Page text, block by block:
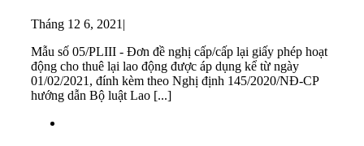
Tháng 12 6, 2021 |
Mẫu số 05/PLIII - Đơn đề nghị cấp/cấp lại giấy phép hoạt
động cho thuê lại lao động được áp dụng kể từ ngày
01/02/2021, đính kèm theo Nghị định 145/2020/NĐ-CP
hướng dẫn Bộ luật Lao [...]